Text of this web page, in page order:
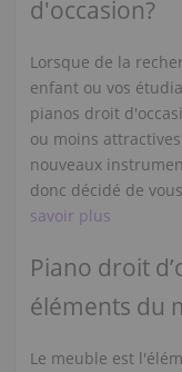
d'occasion?
Lorsque de la
enfant ou vos
pianos droit
ou moins
nouveaux
donc décidé de
savoir plus
Piano droit
éléments du
Le meuble est